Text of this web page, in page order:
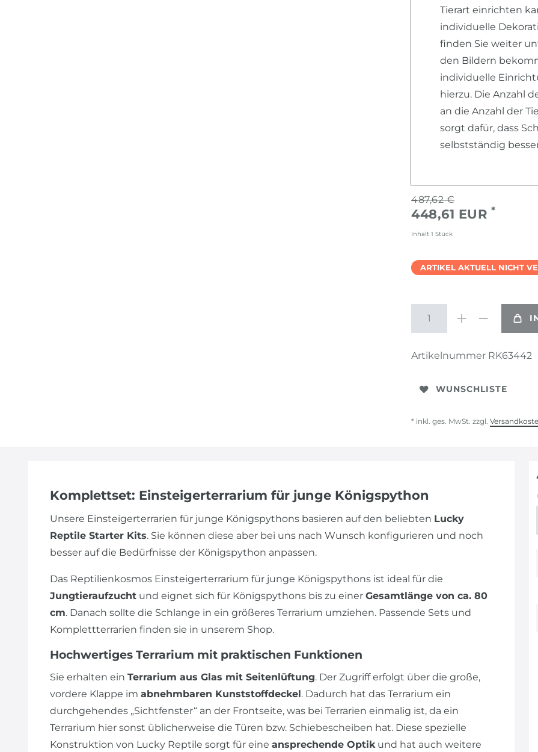
Tierart einrichten
individuelle
finden Sie weiter
den Bildern
individuelle
hierzu. Die Anzahl
an die Anzahl der
sorgt dafür, dass
selbstständig
487,62 €
448,61 EUR *
Inhalt 1 Stück
ARTIKEL AKTUELL NICHT
Artikelnummer RK63442
WUNSCHLISTE
* inkl. ges. MwSt. zzgl.
Komplettset: Einsteigerterrarium für junge Königspython
Unsere Einsteigerterrarien für junge Königspythons basieren auf den beliebten Lucky
Reptile Starter Kits. Sie können diese aber bei uns nach Wunsch konfigurieren und noch
besser auf die Bedürfnisse der Königspython anpassen.
Das Reptilienkosmos Einsteigerterrarium für junge Königspythons ist ideal für die
Jungtieraufzucht und eignet sich für Königspythons bis zu einer Gesamtlänge von ca. 80
cm. Danach sollte die Schlange in ein größeres Terrarium umziehen. Passende Sets und
Komplettterrarien finden sie in unserem Shop.
Hochwertiges Terrarium mit praktischen Funktionen
Sie erhalten ein Terrarium aus Glas mit Seitenlüftung. Der Zugriff erfolgt über die große,
vordere Klappe im abnehmbaren Kunststoffdeckel. Dadurch hat das Terrarium ein
durchgehendes „Sichtfenster“ an der Frontseite, was bei Terrarien einmalig ist, da ein
Terrarium hier sonst üblicherweise die Türen bzw. Schiebescheiben hat. Diese spezielle
Konstruktion von Lucky Reptile sorgt für eine ansprechende Optikund hat auch weitere